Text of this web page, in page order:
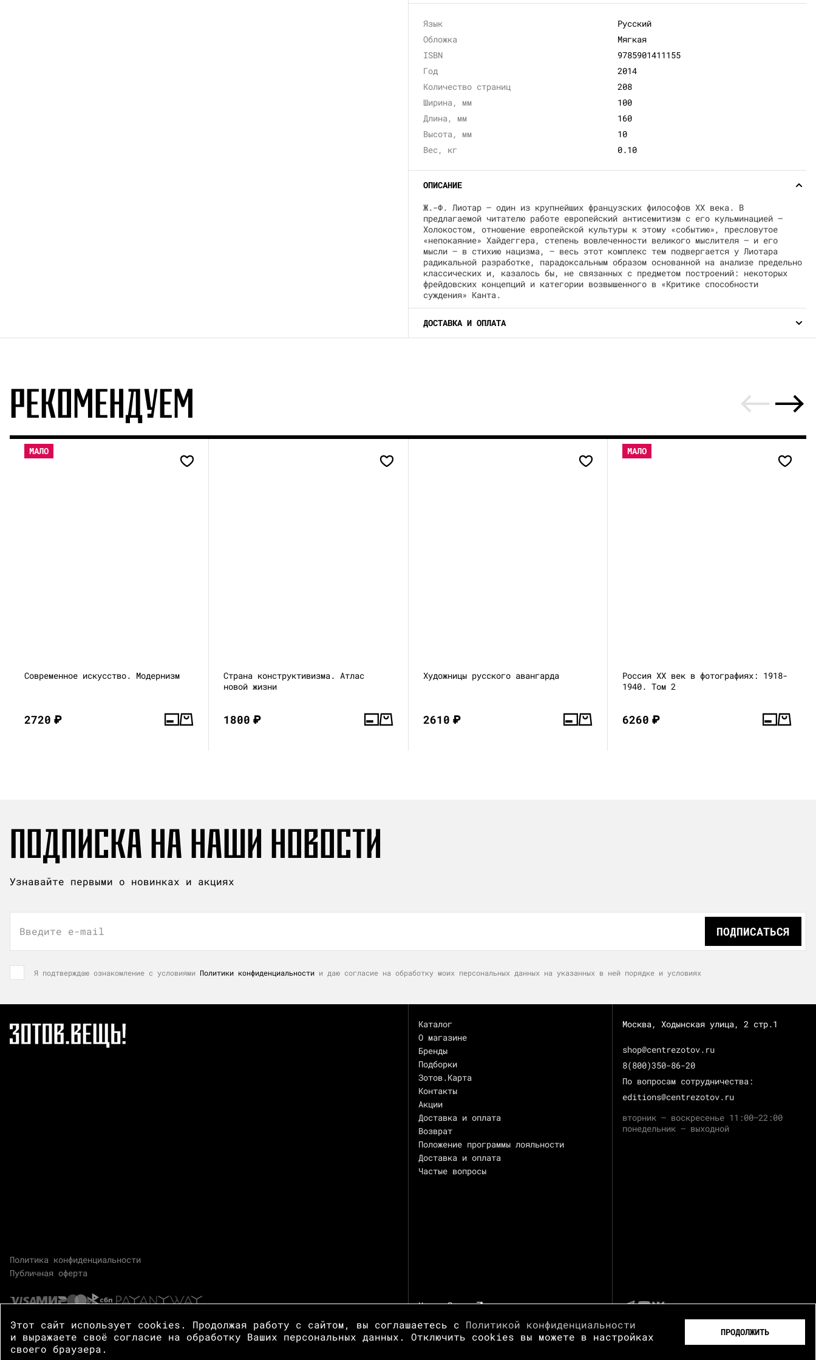
Язык
Русский
Обложка
Мягкая
ISBN
9785901411155
Год
2014
Количество страниц
208
Ширина, мм
100
Длина, мм
160
Высота, мм
10
Вес, кг
0.10
ОПИСАНИЕ
Ж.-Ф. Лиотар — один из крупнейших французских философов XX века. В
предлагаемой читателю работе европейский антисемитизм с его кульминацией —
Холокостом, отношение европейской культуры к этому «событию», пресловутое
«непокаяние» Хайдеггера, степень вовлеченности великого мыслителя — и его
мысли — в стихию нацизма, — весь этот комплекс тем подвергается у Лиотара
радикальной разработке, парадоксальным образом основанной на анализе предельно
классических и, казалось бы, не связанных с предметом построений: некоторых
фрейдовских концепций и категории возвышенного в «Критике способности
суждения» Канта.
ДОСТАВКА И ОПЛАТА
РЕКОМЕНДУЕМ
МАЛО
Современное искусство. Модернизм
2720₽
Страна конструктивизма. Атлас
новой жизни
1800₽
Художницы русского авангарда
2610₽
МАЛО
Россия XX век в фотографиях: 1918-
1940. Том 2
6260₽
ПОДПИСКА НА НАШИ НОВОСТИ
Узнавайте первыми о новинках и акциях
Введите e-mail ПОДПИСАТЬСЯ
Я подтверждаю ознакомление с условиями Политики конфиденциальности и даю согласие на обработку моих персональных данных на указанных в ней порядке и условиях
Политика конфиденциальности
Публичная оферта
Каталог
О магазине
Бренды
Подборки
Зотов.Карта
Контакты
Акции
Доставка и оплата
Возврат
Положение программы лояльности
Доставка и оплата
Частые вопросы
Центр Зотов
Москва, Ходынская улица, 2 стр.1
shop@centrezotov.ru
8(800)350-86-20
По вопросам сотрудничества:
editions@centrezotov.ru
вторник — воскресенье 11:00–22:00
понедельник — выходной
© 2026 Центр Зотов · Все права защищены
Этот сайт использует cookies. Продолжая работу с сайтом, вы соглашаетесь с Политикой конфиденциальности
и выражаете своё согласие на обработку Ваших персональных данных. Отключить cookies вы можете в настройках
своего браузера.
ПРОДОЛЖИТЬ